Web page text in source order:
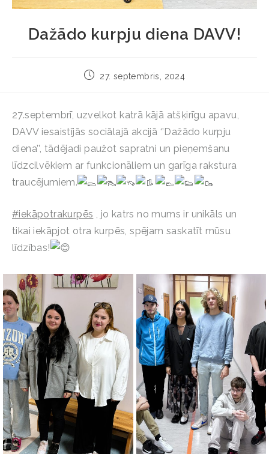
Dažādo kurpju diena DAVV!
27. septembris, 2024
27.septembrī, uzvelkot katrā kājā atšķirīgu apavu,
DAVV iesaistījās sociālajā akcijā ‘’Dažādo kurpju
diena’’, tādējadi paužot sapratni un pieņemšanu
līdzcilvēkiem ar funkcionāliem un garīga rakstura
traucējumiem.
#iekāpotrakurpēs , jo katrs no mums ir unikāls un
tikai iekāpjot otra kurpēs, spējam saskatīt mūsu
līdzības!